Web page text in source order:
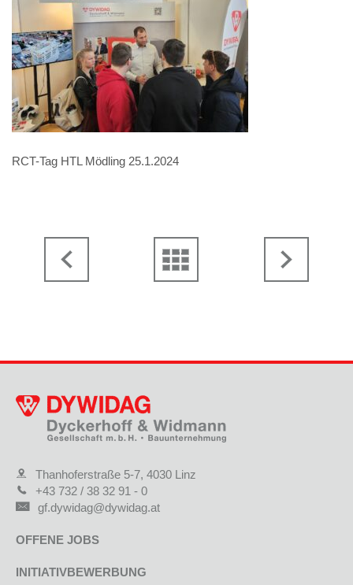
RCT-Tag HTL Mödling 25.1.2024
Thanhoferstraße 5-7, 4030 Linz
+43 732 / 38 32 91 - 0
gf.dywidag@dywidag.at
OFFENE JOBS
INITIATIVBEWERBUNG